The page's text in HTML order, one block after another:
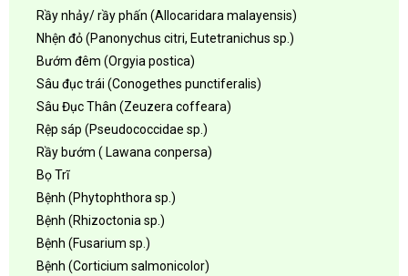
Rầy nhảy/ rầy phấn (Allocaridara malayensis)
Nhện đỏ (Panonychus citri, Eutetranichus sp.)
Bướm đêm (Orgyia postica)
Sâu đục trái (Conogethes punctiferalis)
Sâu Đục Thân (Zeuzera coffeara)
Rệp sáp (Pseudococcidae sp.)
Rầy bướm ( Lawana conpersa)
Bọ Trĩ
Bệnh (Phytophthora sp.)
Bệnh (Rhizoctonia sp.)
Bệnh (Fusarium sp.)
Bệnh (Corticium salmonicolor)